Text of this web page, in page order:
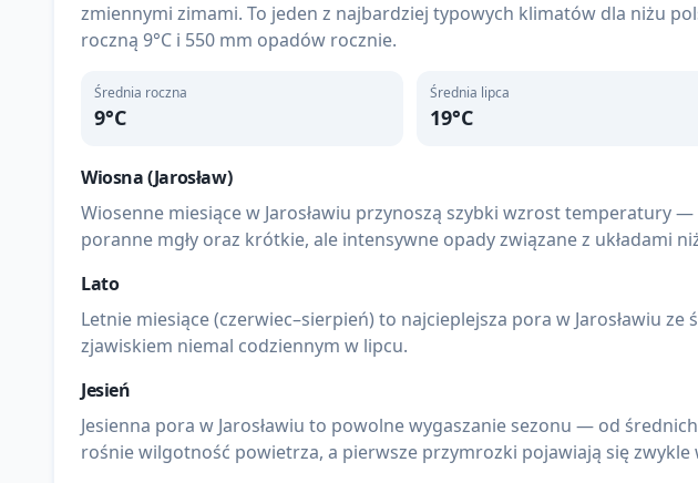
zmiennymi zimami. To jeden z najbardziej typowych klimatów dla niżu
roczną 9°C i 550 mm opadów rocznie.
Średnia roczna
9°C
Średnia lipca
19°C
Wiosna (Jarosław)
Wiosenne miesiące w Jarosławiu przynoszą szybki wzrost temperatury
poranne mgły oraz krótkie, ale intensywne opady związane z układami
Lato
Letnie miesiące (czerwiec–sierpień) to najcieplejsza pora w Jarosławiu
zjawiskiem niemal codziennym w lipcu.
Jesień
Jesienna pora w Jarosławiu to powolne wygaszanie sezonu — od
rośnie wilgotność powietrza, a pierwsze przymrozki pojawiają się zwykle